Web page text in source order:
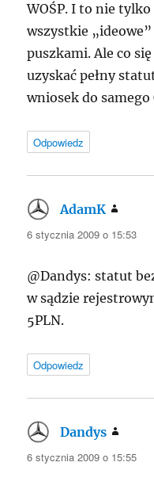
WOŚP. I to nie
wszystkie
puszkami. Ale co
uzyskać pełny
wniosek do samego
Odpowiedz
AdamK
6 stycznia 2009 o 15:53
@Dandys: statut
w sądzie
5PLN.
Odpowiedz
Dandys
6 stycznia 2009 o 15:55